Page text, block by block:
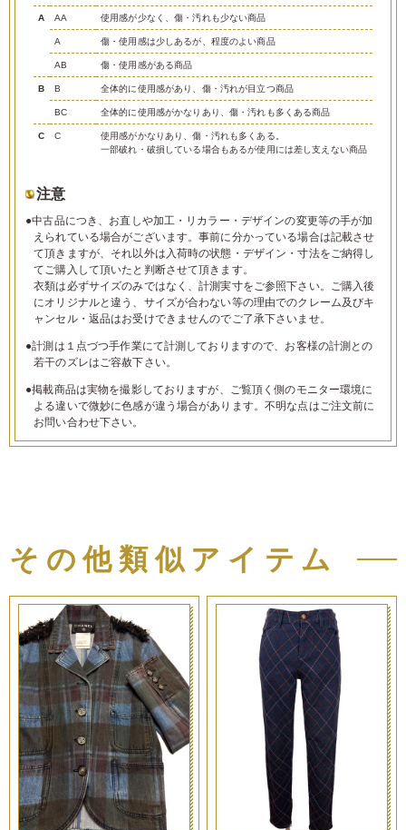
A AA 使用感が少なく、傷・汚れも少ない商品
A 傷・使用感は少しあるが、程度のよい商品
AB 傷・使用感がある商品
B B 全体的に使用感があり、傷・汚れが目立つ商品
BC 全体的に使用感がかなりあり、傷・汚れも多くある商品
C C
使用感がかなりあり、傷・汚れも多くある。
一部破れ・破損している場合もあるが使用には差し支えない商品
注意
●中古品につき、お直しや加工・リカラー・デザインの変更等の手が加
えられている場合がございます。事前に分かっている場合は記載させ
て頂きますが、それ以外は入荷時の状態・デザイン・寸法をご納得し
てご購入して頂いたと判断させて頂きます。
衣類は必ずサイズのみではなく、計測実寸をご参照下さい。ご購入後
にオリジナルと違う、サイズが合わない等の理由でのクレーム及びキ
ャンセル・返品はお受けできませんのでご了承下さいませ。
●計測は１点づつ手作業にて計測しておりますので、お客様の計測との
若干のズレはご容赦下さい。
●掲載商品は実物を撮影しておりますが、ご覧頂く側のモニター環境に
よる違いで微妙に色感が違う場合があります。不明な点はご注文前に
お問い合わせ下さい。
その他類似アイテム